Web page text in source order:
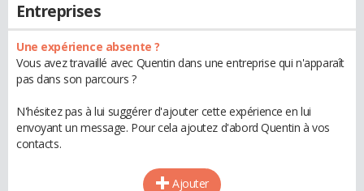
Entreprises
Une expérience absente ?
Vous avez travaillé avec Quentin dans une entreprise qui n'apparaît
pas dans son parcours ?
N'hésitez pas à lui suggérer d'ajouter cette expérience en lui
envoyant un message. Pour cela ajoutez d'abord Quentin à vos
contacts.
Ajouter